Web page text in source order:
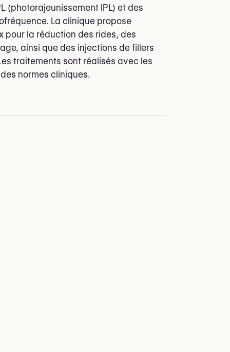
(photorajeunissement IPL) et des
La clinique propose
pour la réduction des rides, des
ainsi que des injections de fillers
traitements sont réalisés avec les
normes cliniques.